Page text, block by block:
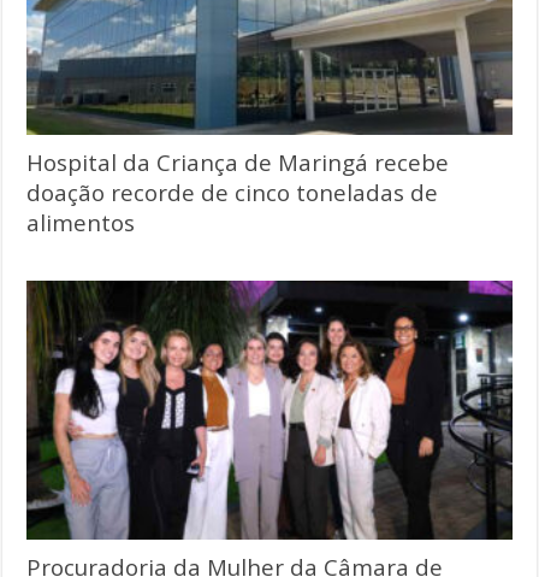
Hospital da Criança de Maringá recebe
doação recorde de cinco toneladas de
alimentos
Procuradoria da Mulher da Câmara de